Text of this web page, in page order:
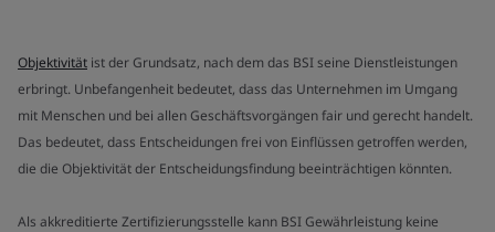
Objektivität ist der Grundsatz, nach dem das BSI seine Dienstleistungen
erbringt. Unbefangenheit bedeutet, dass das Unternehmen im Umgang
mit Menschen und bei allen Geschäftsvorgängen fair und gerecht handelt.
Das bedeutet, dass Entscheidungen frei von Einflüssen getroffen werden,
die die Objektivität der Entscheidungsfindung beeinträchtigen könnten.
Als akkreditierte Zertifizierungsstelle kann BSI Gewährleistung keine